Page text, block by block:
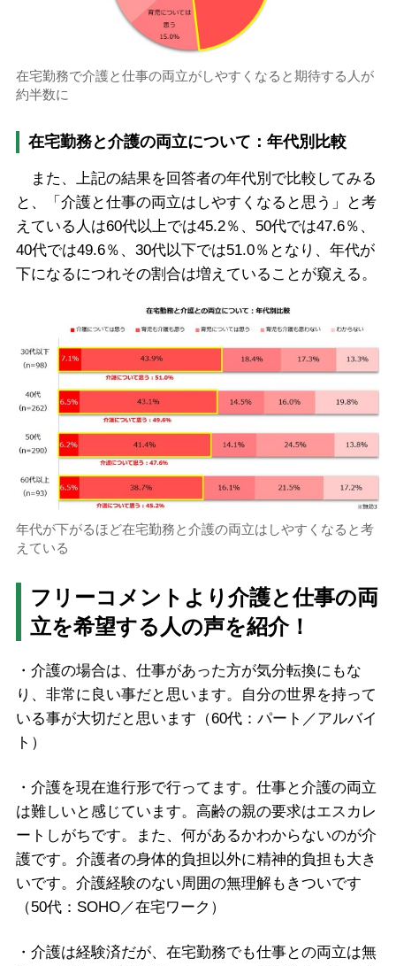
在宅勤務で介護と仕事の両立がしやすくなると期待する人が
約半数に
在宅勤務と介護の両立について：年代別比較
また、上記の結果を回答者の年代別で比較してみる
と、「介護と仕事の両立はしやすくなると思う」と考
えている人は60代以上では45.2％、50代では47.6％、
40代では49.6％、30代以下では51.0％となり、年代が
下になるにつれその割合は増えていることが窺える。
年代が下がるほど在宅勤務と介護の両立はしやすくなると考
えている
フリーコメントより介護と仕事の両
立を希望する人の声を紹介！
・介護の場合は、仕事があった方が気分転換にもな
り、非常に良い事だと思います。自分の世界を持って
いる事が大切だと思います（60代：パート／アルバイ
ト）
・介護を現在進行形で行ってます。仕事と介護の両立
は難しいと感じています。高齢の親の要求はエスカレ
ートしがちです。また、何があるかわからないのが介
護です。介護者の身体的負担以外に精神的負担も大き
いです。介護経験のない周囲の無理解もきついです
（50代：SOHO／在宅ワーク）
・介護は経験済だが、在宅勤務でも仕事との両立は無